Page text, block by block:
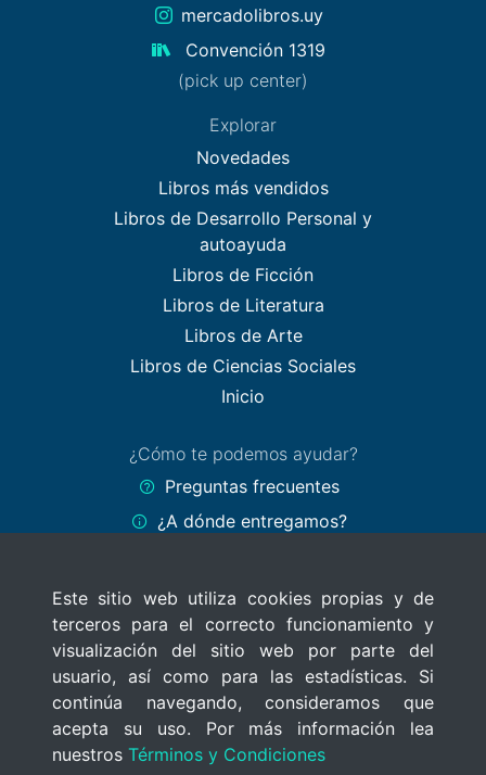
Este sitio web utiliza cookies propias y de
terceros para el correcto funcionamiento y
visualización del sitio web por parte del
usuario, así como para las estadísticas. Si
continúa navegando, consideramos que
acepta su uso. Por más información lea
nuestros Términos y Condiciones
mercadolibros.uy
Convención 1319
(pick up center)
Explorar
Novedades
Libros más vendidos
Libros de Desarrollo Personal y
autoayuda
Libros de Ficción
Libros de Literatura
Libros de Arte
Libros de Ciencias Sociales
Inicio
¿Cómo te podemos ayudar?
Preguntas frecuentes
¿A dónde entregamos?
Políticas del sitio
Términos y Condiciones
Políticas de privacidad
Uso de cookies
© 2020 MercadoLibros Uruguay